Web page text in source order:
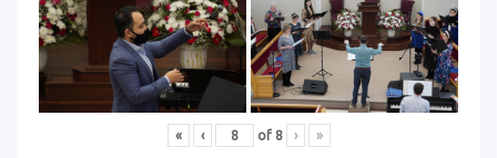
« ‹ of 8 › »